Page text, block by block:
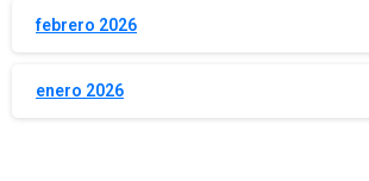
febrero 2026
enero 2026